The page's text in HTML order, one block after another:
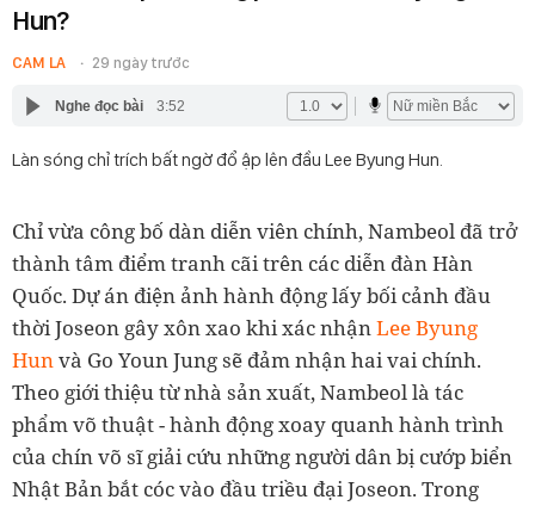
Hun?
CAM LA 29 ngày trước
Nghe đọc bài 3:52
Làn sóng chỉ trích bất ngờ đổ ập lên đầu Lee Byung Hun.
Chỉ vừa công bố dàn diễn viên chính, Nambeol đã trở
thành tâm điểm tranh cãi trên các diễn đàn Hàn
Quốc. Dự án điện ảnh hành động lấy bối cảnh đầu
thời Joseon gây xôn xao khi xác nhậnLee Byung
Hunvà Go Youn Jung sẽ đảm nhận hai vai chính.
Theo giới thiệu từ nhà sản xuất, Nambeol là tác
phẩm võ thuật - hành động xoay quanh hành trình
của chín võ sĩ giải cứu những người dân bị cướp biển
Nhật Bản bắt cóc vào đầu triều đại Joseon. Trong